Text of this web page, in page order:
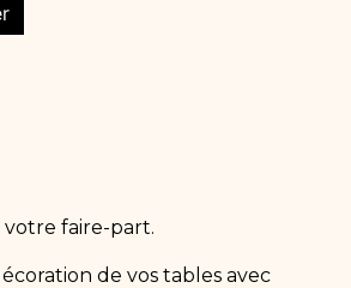
votre faire-part.
de vos tables avec